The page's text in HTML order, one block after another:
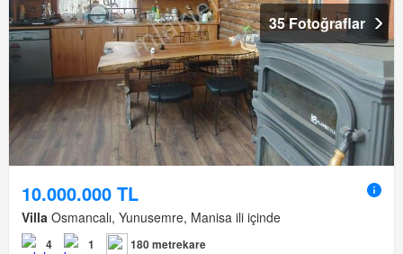
35 Fotoğraflar
10.000.000 TL
Villa Osmancalı, Yunusemre, Manisa ili içinde
4 1 180 metrekare